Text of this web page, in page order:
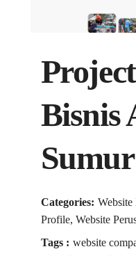
Bisnis
Categories: Website
Profile, Website
Tags : website